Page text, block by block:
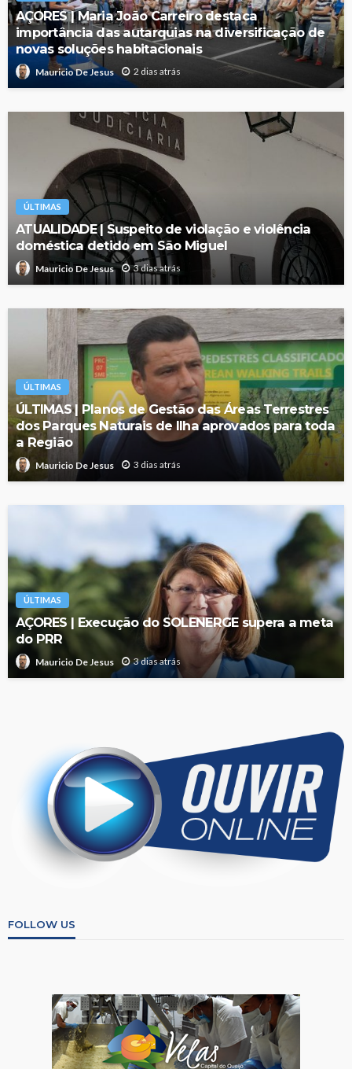
AÇORES | Maria João Carreiro destaca
importância das autarquias na diversificação de
novas soluções habitacionais
Mauricio De Jesus 2 dias atrás
ÚLTIMAS
ATUALIDADE | Suspeito de violação e violência
doméstica detido em São Miguel
Mauricio De Jesus 3 dias atrás
ÚLTIMAS
ÚLTIMAS | Planos de Gestão das Áreas Terrestres
dos Parques Naturais de Ilha aprovados para toda
a Região
Mauricio De Jesus 3 dias atrás
ÚLTIMAS
AÇORES | Execução do SOLENERGE supera a meta
do PRR
Mauricio De Jesus 3 dias atrás
FOLLOW US